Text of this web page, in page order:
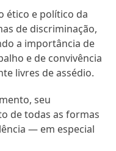
ético e político da
de discriminação,
a importância de
e de convivência
livres de assédio.
seu
de todas as formas
— em especial